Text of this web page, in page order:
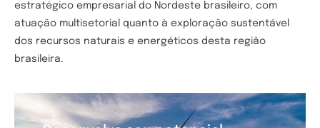
estratégico empresarial do Nordeste brasileiro, com
atuação multisetorial quanto à exploração sustentável
dos recursos naturais e energéticos desta região
brasileira.